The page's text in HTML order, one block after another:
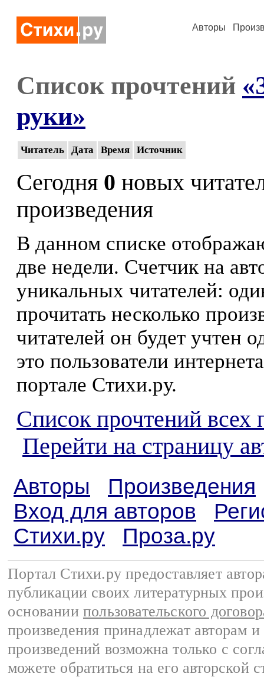
Авторы
Список прочтений
руки»
Читатель Дата Время Источник
Сегодня 0 новых
произведения
В данном списке
две недели. Счетчик на
уникальных читателей:
прочитать несколько
читателей он будет учтен
это пользователи
портале Стихи.ру.
Список прочтений всех
Перейти на страницу
Авторы
Произведения
Вход для авторов
Стихи.ру
Проза.ру
Портал Стихи.ру предоставляет
публикации своих литературных
основании пользовательского
произведения принадлежат авторам
произведений возможна только с
можете обратиться на его авторской